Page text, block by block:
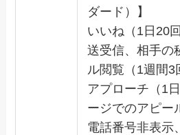
ダード）】
いいね（1日20
送受信、相手の
ル閲覧（1週間
アプローチ（1
ージでのアピー
電話番号非表示